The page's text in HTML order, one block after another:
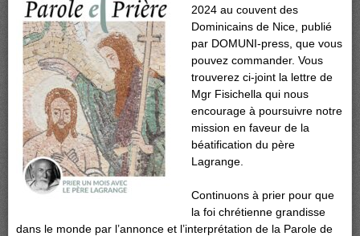
2024 au couvent des
Dominicains de Nice, publié
par DOMUNI-press, que vous
pouvez commander. Vous
trouverez ci-joint la lettre de
Mgr Fisichella qui nous
encourage à poursuivre notre
mission en faveur de la
béatification du père
Lagrange.
Continuons à prier pour que
la foi chrétienne grandisse
dans le monde par l’annonce et l’interprétation de la Parole de